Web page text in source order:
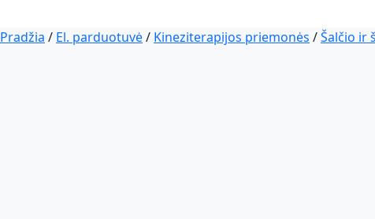
Pradžia / El. parduotuvė/ Kineziterapijos priemonės /Šalčio ir